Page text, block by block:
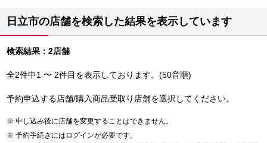
日立市の店舗を検索した結果を表示しています
検索結果：2店舗
全2件中1 〜 2件目を表示しております。(50音順)
予約申込する店舗/購入商品受取り店舗を選択してください。
申し込み後に店舗を変更することはできません。
予約手続きにはログインが必要です。